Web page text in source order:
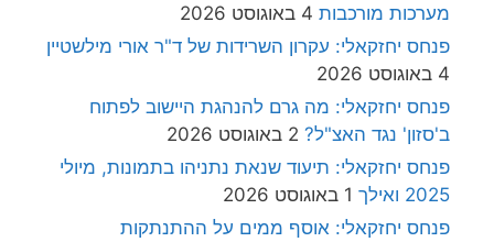
מערכות מורכבות 4 באוגוסט 2026
פנחס יחזקאלי: עקרון השרידות של ד"ר אורי מילשטיין
4 באוגוסט 2026
פנחס יחזקאלי: מה גרם להנהגת היישוב לפתוח
ב'סזון' נגד האצ"ל? 2 באוגוסט 2026
פנחס יחזקאלי: תיעוד שנאת נתניהו בתמונות, מיולי
2025 ואילך
1 באוגוסט 2026
פנחס יחזקאלי: אוסף ממים על ההתנתקות